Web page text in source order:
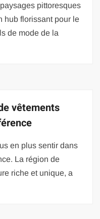
pittoresques
hub florissant pour le
de mode de la
vêtements
en plus sentir dans
La région de
riche et unique, a